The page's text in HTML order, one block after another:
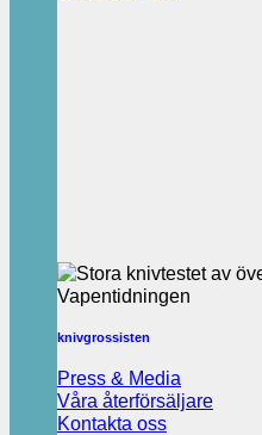
knivgrossisten
Press & Media
Våra återförsäljare
Kontakta oss